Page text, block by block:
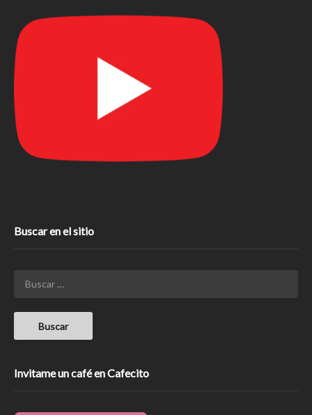
Buscar en el sitio
Invitame un café en Cafecito